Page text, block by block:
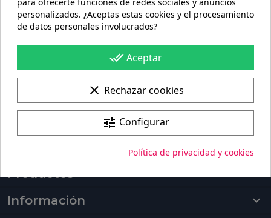
Portes gratis
En pedidos de más de 60€
100%
Pago seguro
Fabricación + envío
Fabricación de 4 a 6 días + Envío 96h
Productos

Información

personalizados. ¿Aceptas estas cookies y el procesamiento
de datos personales involucrados?
done_all Aceptar
clear Rechazar cookies
tune Configurar
Política de privacidad y cookies